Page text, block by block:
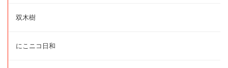
双木樹
にこニコ日和